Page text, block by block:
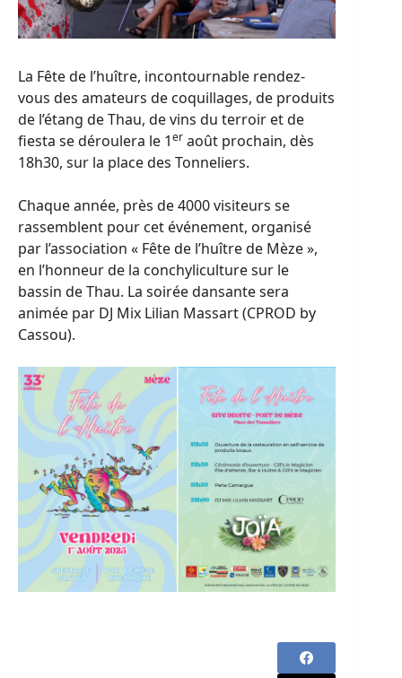
La Fête de l’huître, incontournable rendez-
vous des amateurs de coquillages, de produits
de l’étang de Thau, de vins du terroir et de
fiesta se déroulera le 1er août prochain, dès
18h30, sur la place des Tonneliers.
Chaque année, près de 4000 visiteurs se
rassemblent pour cet événement, organisé
par l’association « Fête de l’huître de Mèze »,
en l’honneur de la conchyliculture sur le
bassin de Thau. La soirée dansante sera
animée par DJ Mix Lilian Massart (CPROD by
Cassou).